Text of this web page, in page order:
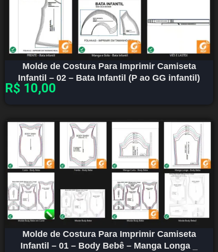
Molde de Costura Para Imprimir Camiseta
Infantil – 02 – Bata Infantil (P ao GG infantil)
R$ 10,00
Molde de Costura Para Imprimir Camiseta
Infantil – 01 – Body Bebê – Manga Longa _